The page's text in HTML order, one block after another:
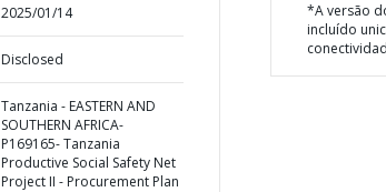
2025/01/14
Disclosed
Tanzania - EASTERN AND
SOUTHERN AFRICA-
P169165- Tanzania
Productive Social Safety Net
Project II - Procurement Plan
*A versão
incluído